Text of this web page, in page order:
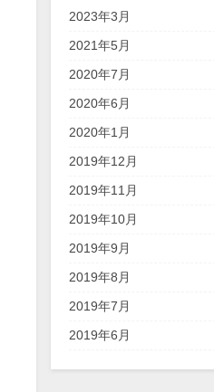
2023年3月
2021年5月
2020年7月
2020年6月
2020年1月
2019年12月
2019年11月
2019年10月
2019年9月
2019年8月
2019年7月
2019年6月